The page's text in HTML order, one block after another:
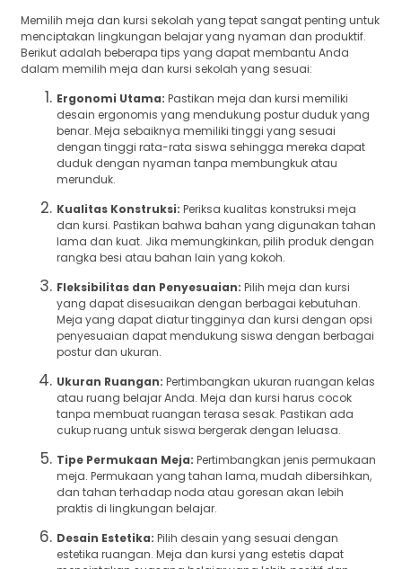
Memilih meja dan kursi sekolah yang tepat sangat penting untuk
menciptakan lingkungan belajar yang nyaman dan produktif.
Berikut adalah beberapa tips yang dapat membantu Anda
dalam memilih meja dan kursi sekolah yang sesuai:
Ergonomi Utama: Pastikan meja dan kursi memiliki
desain ergonomis yang mendukung postur duduk yang
benar. Meja sebaiknya memiliki tinggi yang sesuai
dengan tinggi rata-rata siswa sehingga mereka dapat
duduk dengan nyaman tanpa membungkuk atau
merunduk.
Kualitas Konstruksi: Periksa kualitas konstruksi meja
dan kursi. Pastikan bahwa bahan yang digunakan tahan
lama dan kuat. Jika memungkinkan, pilih produk dengan
rangka besi atau bahan lain yang kokoh.
Fleksibilitas dan Penyesuaian: Pilih meja dan kursi
yang dapat disesuaikan dengan berbagai kebutuhan.
Meja yang dapat diatur tingginya dan kursi dengan opsi
penyesuaian dapat mendukung siswa dengan berbagai
postur dan ukuran.
Ukuran Ruangan: Pertimbangkan ukuran ruangan kelas
atau ruang belajar Anda. Meja dan kursi harus cocok
tanpa membuat ruangan terasa sesak. Pastikan ada
cukup ruang untuk siswa bergerak dengan leluasa.
Tipe Permukaan Meja: Pertimbangkan jenis permukaan
meja. Permukaan yang tahan lama, mudah dibersihkan,
dan tahan terhadap noda atau goresan akan lebih
praktis di lingkungan belajar.
Desain Estetika: Pilih desain yang sesuai dengan
estetika ruangan. Meja dan kursi yang estetis dapat